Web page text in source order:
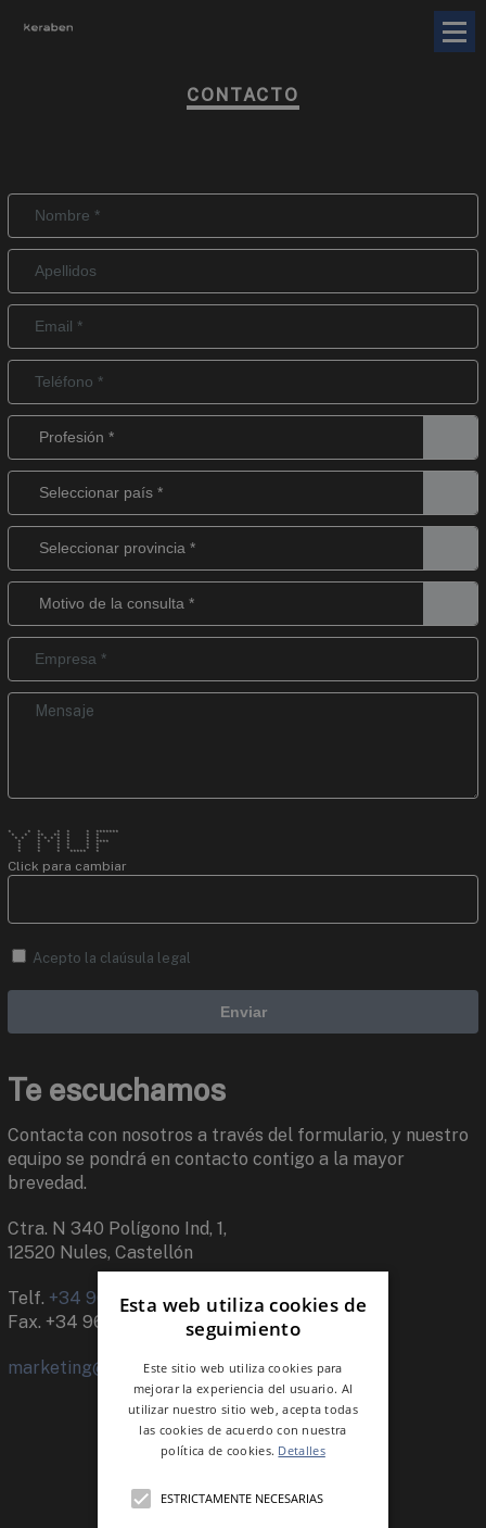
CONTACTO
* * * * * * *******
* * ** ** * * *
* * * * * * * * *
* * * * * * ****
* * * * * *
* * * * * *
* * * ***** *
Click para cambiar
Acepto la claúsula legal
Te escuchamos
Contacta con nosotros a través del formulario, y nuestro
equipo se pondrá en contacto contigo a la mayor
brevedad.
Ctra. N 340 Polígono Ind, 1,
12520 Nules, Castellón
Telf. +34 964 659 500
Fax. +34 964 674 245
marketing@keraben.com
Esta web utiliza cookies de
seguimiento
Este sitio web utiliza cookies para
mejorar la experiencia del usuario. Al
utilizar nuestro sitio web, acepta todas
las cookies de acuerdo con nuestra
política de cookies. Detalles
ESTRICTAMENTE NECESARIAS